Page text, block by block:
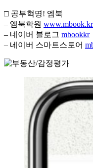
□ 공부혁명! 엠북
– 엠북학원 www.mbook.kr
– 네이버 블로그 mbookkr
– 네이버 스마트스토어